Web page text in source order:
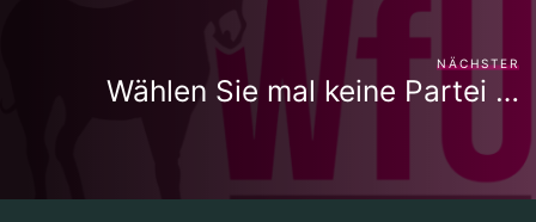
NÄCHSTER
Wählen Sie mal keine Partei …